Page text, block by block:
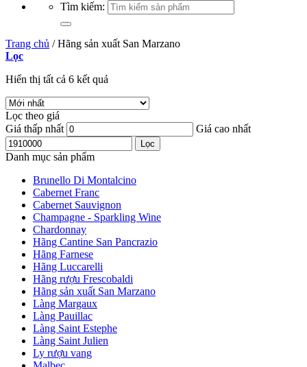
Tìm kiếm:
Trang chủ /Hãng sản xuất San Marzano
Lọc
Hiển thị tất cả 6 kết quả
Lọc theo giá
Giá thấp nhất
Giá cao nhất
Lọc
Danh mục sản phẩm
Brunello Di Montalcino
Cabernet Franc
Cabernet Sauvignon
Champagne - Sparkling Wine
Chardonnay
Hãng Cantine San Pancrazio
Hãng Farnese
Hãng Luccarelli
Hãng rượu Frescobaldi
Hãng sản xuất San Marzano
Làng Margaux
Làng Pauillac
Làng Saint Estephe
Làng Saint Julien
Ly rượu vang